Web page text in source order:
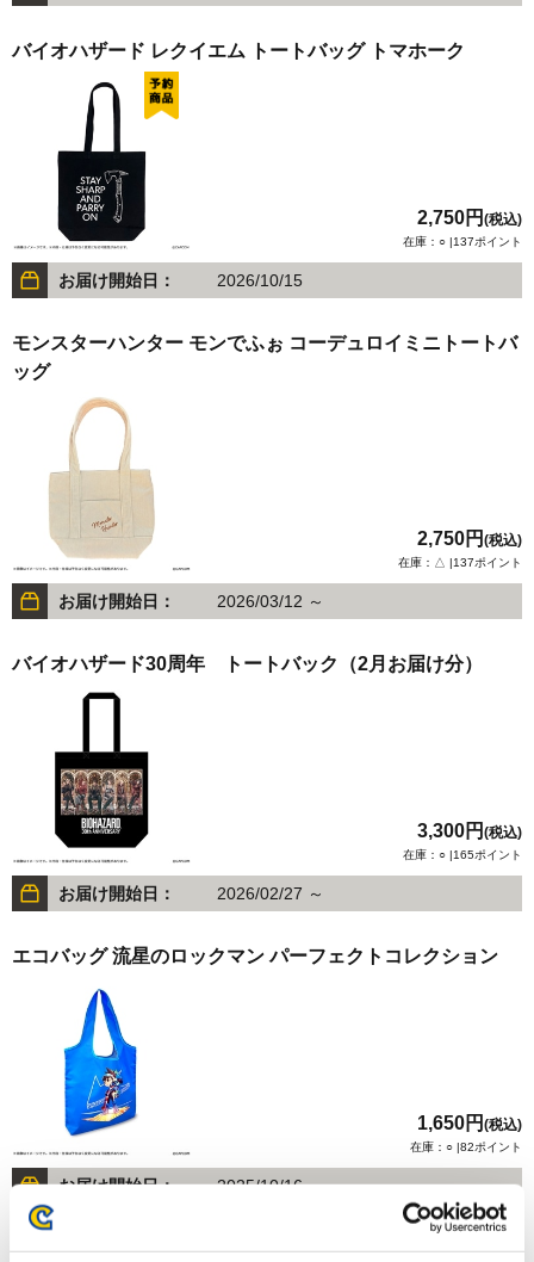
バイオハザード レクイエム トートバッグ トマホーク
2,750円 (税込)
在庫：○ |137ポイント
お届け開始日： 2026/10/15
モンスターハンター モンでふぉ コーデュロイミニトートバ
ッグ
2,750円 (税込)
在庫：△ |137ポイント
お届け開始日： 2026/03/12 ～
バイオハザード30周年 トートバック（2月お届け分）
3,300円 (税込)
在庫：○ |165ポイント
お届け開始日： 2026/02/27 ～
エコバッグ 流星のロックマン パーフェクトコレクション
1,650円 (税込)
在庫：○ |82ポイント
お届け開始日： 2025/10/16 ～
モンスターハンター モンでふぉ ポーチ付きエコバッグ